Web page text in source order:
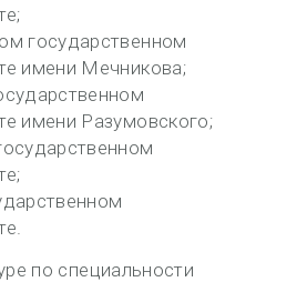
государственном
имени Мечникова;
имени Разумовского;
по специальности